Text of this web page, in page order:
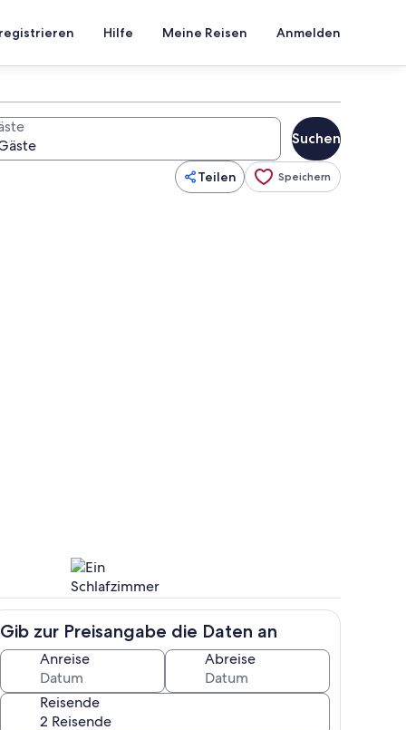
Hilfe Meine Reisen Anmelden
Suchen
Teilen Speichern
Zimmer
Gib zur Preisangabe die Daten an
Anreise Abreise
Reisende